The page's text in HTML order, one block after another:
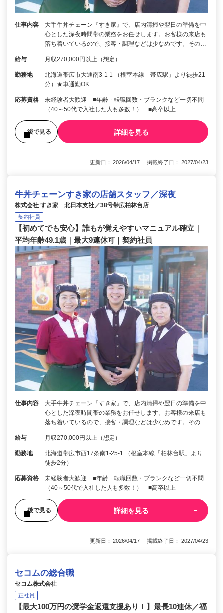
仕事内容
大手牛丼チェーン『すき家』で、店内清掃や翌日の準備を中
心とした深夜時間帯の業務をお任せします。お客様の来店も
落ち着いているので、接客・調理などは少なめです。その…
給与 月収270,000円以上（想定）
勤務地
北海道帯広市大通南3-1-1 （根室本線「帯広駅」より徒歩21
分）★車通勤OK
応募資格
未経験者大歓迎 ■年齢・転職回数・ブランクなど一切不問
（40～50代で入社した人も多数！） ■高卒以上
後で見る 詳細を見る
更新日： 2026/04/17 掲載終了日： 2027/04/23
牛丼チェーンすき家の店舗スタッフ／深夜
株式会社 すき家 北日本支社／38号帯広柏林台店
契約社員
【初めてでも安心】誰もが覚えやすいマニュアル確立｜
平均年齢49.1歳｜最大9連休可｜契約社員
仕事内容
大手牛丼チェーン『すき家』で、店内清掃や翌日の準備を中
心とした深夜時間帯の業務をお任せします。お客様の来店も
落ち着いているので、接客・調理などは少なめです。その…
給与 月収270,000円以上（想定）
勤務地
北海道帯広市西17条南1-25-1 （根室本線「柏林台駅」より
徒歩2分）
応募資格
未経験者大歓迎 ■年齢・転職回数・ブランクなど一切不問
（40～50代で入社した人も多数！） ■高卒以上
後で見る 詳細を見る
更新日： 2026/04/17 掲載終了日： 2027/04/23
セコムの総合職
セコム株式会社
正社員
【最大100万円の奨学金返還支援あり！】最長10連休／福